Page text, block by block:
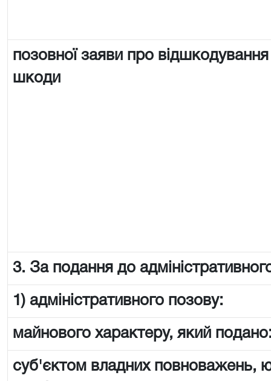
позовної заяви про
шкоди
3. За подання до
1) адміністративного позову:
майнового характеру, який
суб'єктом владних повноважень,